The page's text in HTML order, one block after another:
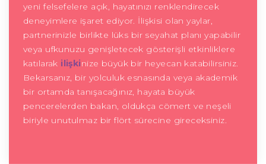
yeni felsefelere açık, hayatınızı renklendirecek
deneyimlere işaret ediyor. İlişkisi olan yaylar,
partnerinizle birlikte lüks bir seyahat planı yapabilir
veya ufkunuzu genişletecek gösterişli etkinliklere
katılarak ilişkinize büyük bir heyecan katabilirsiniz.
Bekarsanız, bir yolculuk esnasında veya akademik
bir ortamda tanışacağınız, hayata büyük
pencerelerden bakan, oldukça cömert ve neşeli
biriyle unutulmaz bir flört sürecine gireceksiniz.